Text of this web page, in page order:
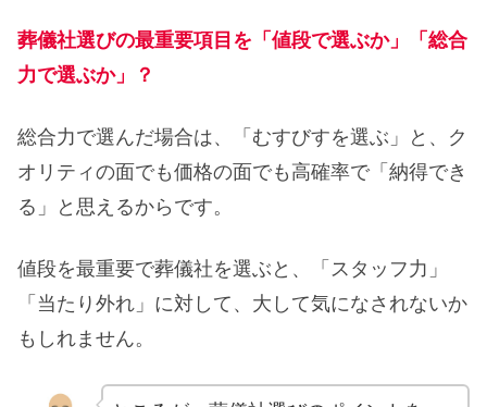
葬儀社選びの最重要項目を「値段で選ぶか」「総合
力で選ぶか」？
総合力で選んだ場合は、「むすびすを選ぶ」と、ク
オリティの面でも価格の面でも高確率で「納得でき
る」と思えるからです。
値段を最重要で葬儀社を選ぶと、「スタッフ力」
「当たり外れ」に対して、大して気になされないか
もしれません。